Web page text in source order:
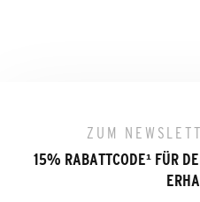
ZUM
15% RABATTCODE¹ FÜR